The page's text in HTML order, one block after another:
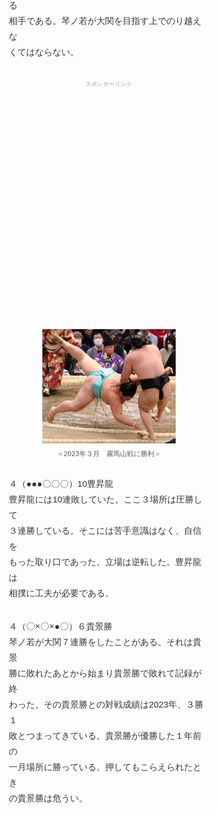
る
相手である。琴ノ若が大関を目指す上でのり越え
な
くてはならない。
スポンサーリンク
＜2023年３月 霧馬山戦に勝利＞
４（●●●〇〇〇）10豊昇龍
豊昇龍には10連敗していた。ここ３場所は圧勝し
て
３連勝している。そこには苦手意識はなく、自信
を
もった取り口であった。立場は逆転した。豊昇龍
は
相撲に工夫が必要である。
４（〇×〇×●〇）６貴景勝
琴ノ若が大関７連勝をしたことがある。それは貴
景
勝に敗れたあとから始まり貴景勝で敗れて記録が
終
わった。その貴景勝との対戦成績は2023年、３勝
１
敗とつまってきている。貴景勝が優勝した１年前
の
一月場所に勝っている。押してもこらえられたと
き
の貴景勝は危うい。